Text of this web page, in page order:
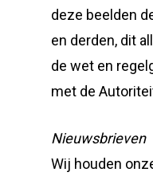
deze beelden
en derden, dit
de wet en
met de
Nieuwsbrieven
Wij houden